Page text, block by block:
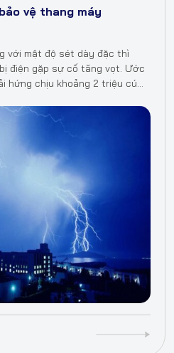
vệ thang máy
với mật độ sét dày đặc thì
điện gặp sự cố tăng vọt. Ước
hứng chịu khoảng 2 triệu cú